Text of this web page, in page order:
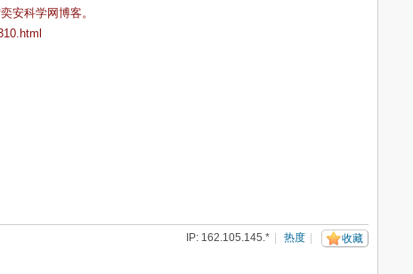
安科学网博客。
收藏
IP: 162.105.145.* | 热度 |